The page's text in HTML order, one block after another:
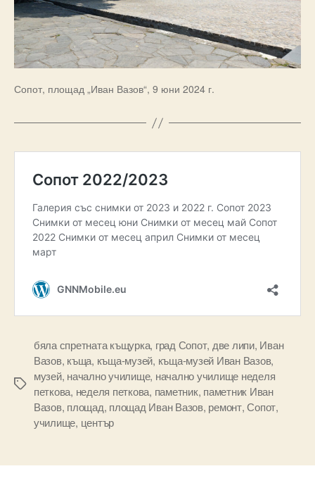
Сопот, площад „Иван Вазов“, 9 юни 2024 г.
Tags
бяла спретната къщурка, град Сопот, две липи, Иван
Вазов, къща, къща-музей, къща-музей Иван Вазов,
музей, начално училище, начално училище неделя
петкова, неделя петкова, паметник, паметник Иван
Вазов, площад, площад Иван Вазов, ремонт,Сопот,
училище, център